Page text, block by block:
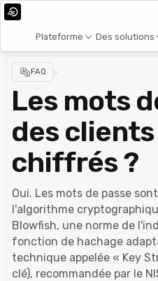
Plateforme Des solutions
FAQ >
Les mots
des
chiffrés ?
Oui. Les mots de passe
l'algorithme
Blowfish, une norme de
fonction de hachage
technique appelée « Key
clé), recommandée par le